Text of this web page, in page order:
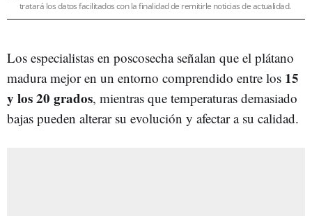
tratará los datos facilitados con la finalidad de remitirle noticias de actualidad.
Los especialistas en poscosecha señalan que el plátano
madura mejor en un entorno comprendido entre los 15
y los 20 grados, mientras que temperaturas demasiado
bajas pueden alterar su evolución y afectar a su calidad.